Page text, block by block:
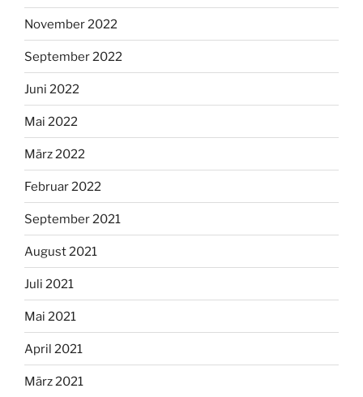
November 2022
September 2022
Juni 2022
Mai 2022
März 2022
Februar 2022
September 2021
August 2021
Juli 2021
Mai 2021
April 2021
März 2021